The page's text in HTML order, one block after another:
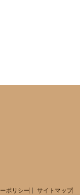
ポリシー サイトマップ